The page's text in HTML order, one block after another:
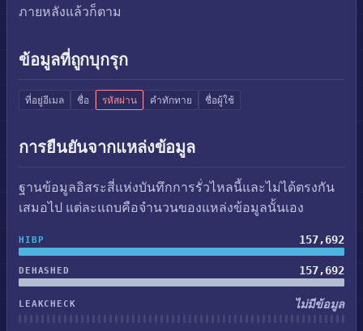
ภายหลังแล้วก็ตาม
ข้อมูลที่ถูกบุกรุก
ที่อยู่อีเมล ชื่อ รหัสผ่าน คำทักทาย ชื่อผู้ใช้
การยืนยันจากแหล่งข้อมูล
ฐานข้อมูลอิสระสี่แห่งบันทึกการรั่วไหลนี้และไม่ได้ตรงกัน
เสมอไป แต่ละแถบคือจำนวนของแหล่งข้อมูลนั้นเอง
HIBP 157,692
DEHASHED 157,692
LEAKCHECK ไม่มีข้อมูล